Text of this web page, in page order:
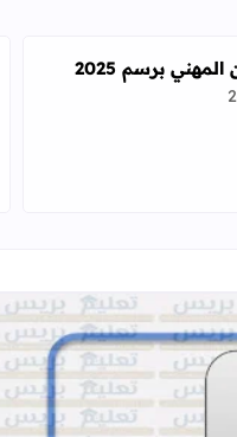
المهني برسم 2025
برسم 2025